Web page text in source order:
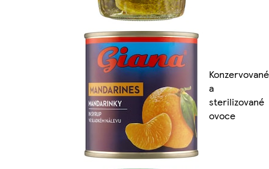
Konzervované
a
sterilizované
ovoce